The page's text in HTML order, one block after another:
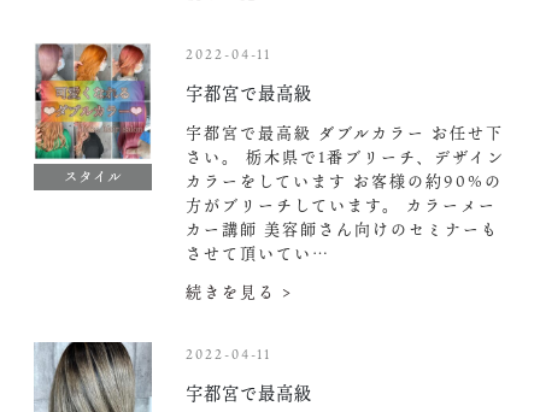
スタイル
2022-04-11
宇都宮で最高級
宇都宮で最高級 ダブルカラー お任せ下
さい。 栃木県で1番ブリーチ、デザイン
カラーをしています お客様の約90%の
方がブリーチしています。 カラーメー
カー講師 美容師さん向けのセミナーも
させて頂いてい…
続きを見る >
2022-04-11
宇都宮で最高級